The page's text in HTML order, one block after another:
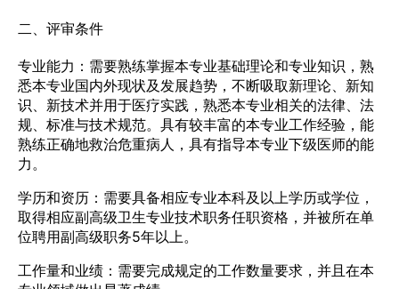
二、评审条件
专业能力：需要熟练掌握本专业基础理论和专业知识，熟
悉本专业国内外现状及发展趋势，不断吸取新理论、新知
识、新技术并用于医疗实践，熟悉本专业相关的法律、法
规、标准与技术规范。具有较丰富的本专业工作经验，能
熟练正确地救治危重病人，具有指导本专业下级医师的能
力。
学历和资历：需要具备相应专业本科及以上学历或学位，
取得相应副高级卫生专业技术职务任职资格，并被所在单
位聘用副高级职务5年以上。
工作量和业绩：需要完成规定的工作数量要求，并且在本